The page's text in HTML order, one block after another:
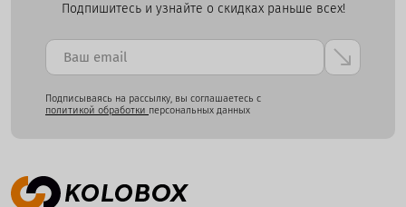
Подпишитесь и узнайте о скидках раньше всех!
Подписываясь на рассылку, вы соглашаетесь с
политикой обработки персональных данных